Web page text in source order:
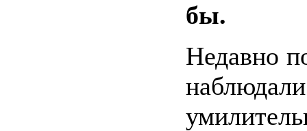
бы.
Недавно
наблюдали